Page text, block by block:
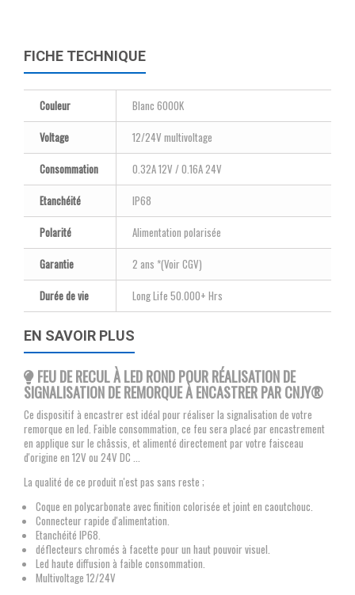
FICHE TECHNIQUE
Couleur
Blanc 6000K
Voltage
12/24V multivoltage
Consommation
0.32A 12V / 0.16A 24V
Etanchéité
IP68
Polarité
Alimentation polarisée
Garantie
2 ans *(Voir CGV)
Durée de vie
Long Life 50.000+ Hrs
EN SAVOIR PLUS
FEU DE RECUL À LED ROND POUR RÉALISATION DE
SIGNALISATION DE REMORQUE À ENCASTRER PAR CNJY®
Ce dispositif à encastrer est idéal pour réaliser la signalisation de votre
remorque en led. Faible consommation, ce feu sera placé par encastrement
en applique sur le châssis, et alimenté directement par votre faisceau
d'origine en 12V ou 24V DC ...
La qualité de ce produit n'est pas sans reste ;
Coque en polycarbonate avec finition colorisée et joint en caoutchouc.
Connecteur rapide d'alimentation.
Etanchéité IP68.
déflecteurs chromés à facette pour un haut pouvoir visuel.
Led haute diffusion à faible consommation.
Multivoltage 12/24V